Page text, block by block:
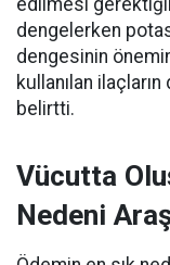
dengelerken
dengesinin
kullanılan
belirtti.
Vücutta
Nedeni